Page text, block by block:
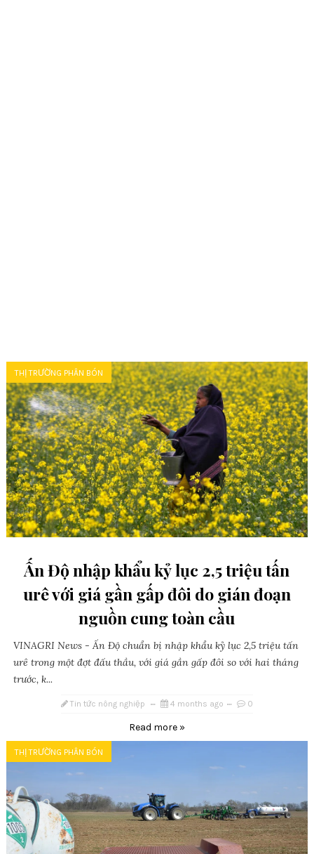
THỊ TRƯỜNG PHÂN BÓN
Ấn Độ nhập khẩu kỷ lục 2,5 triệu tấn
urê với giá gần gấp đôi do gián đoạn
nguồn cung toàn cầu
VINAGRI News - Ấn Độ chuẩn bị nhập khẩu kỷ lục 2,5 triệu tấn
urê trong một đợt đấu thầu, với giá gần gấp đôi so với hai tháng
trước, k...
Tin tức nông nghiệp 4 months ago 0
Read more »
THỊ TRƯỜNG PHÂN BÓN